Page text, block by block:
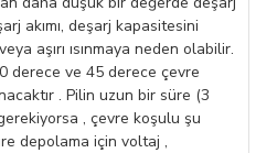
akımı, deşarj kapasitesini
aşırı ısınmaya neden olabilir.
derece ve 45 derece çevre
. Pilin uzun bir süre (3
, çevre koşulu şu
depolama için voltaj ,